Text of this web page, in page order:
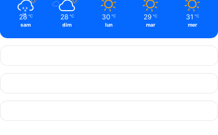
28 ℃
sam
28 ℃
dim
30 ℃
lun
29 ℃
mar
31 ℃
mer